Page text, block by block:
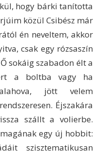
hogy bárki tanította
közül Csibész már
én neveltem, akkor
csak egy rózsaszín
sokáig szabadon élt a
a boltba vagy ha
jött velem
Éjszakára
szállt a volierbe.
egy új hobbit:
szisztematikusan